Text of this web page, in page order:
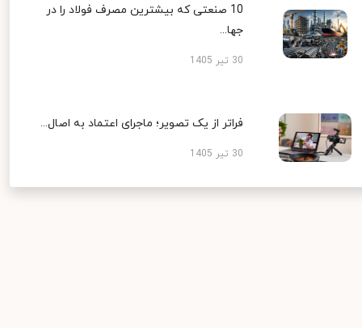
10 صنعتی که بیشترین مصرف فولاد را در
جها...
30 تیر 1405
فراتر از یک تصویر؛ ماجرای اعتماد به اصال...
30 تیر 1405